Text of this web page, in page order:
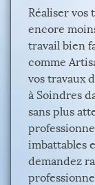
Réaliser vos
encore
travail bien
comme
vos travaux
à Soindres
sans plus
imbattables
demandez